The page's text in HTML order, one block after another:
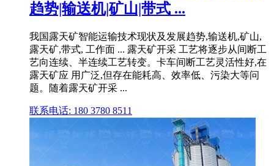
趋势|输送机|矿山|带式 ...
我国露天矿智能运输技术现状及发展趋势,输送机,矿山,
露天矿,带式, 工作面 ... 露天矿开采 工艺将逐步从间断工
艺向连续、半连续工艺转变。卡车间断工艺灵活性好,在
露天矿应 用广泛,但存在能耗高、效率低、污染大等问
题。随着露天矿开采 ...
联系电话: 180 3780 8511